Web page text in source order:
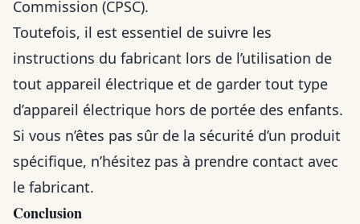
Commission (CPSC).
Toutefois, il est essentiel de suivre les
instructions du fabricant lors de l’utilisation de
tout appareil électrique et de garder tout type
d’appareil électrique hors de portée des enfants.
Si vous n’êtes pas sûr de la sécurité d’un produit
spécifique, n’hésitez pas à prendre contact avec
le fabricant.
Conclusion